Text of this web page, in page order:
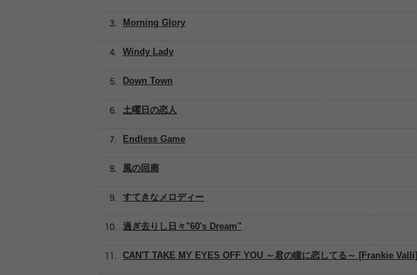
すてきなメロディー
Down Town
Windy Lady
Morning Glory
風の回廊
Endless Game
土曜日の恋人
過ぎ去りし日々"60's Dream"
CAN'T TAKE MY EYES OFF YOU ～君の瞳に恋してる～ [Frankie Valli]